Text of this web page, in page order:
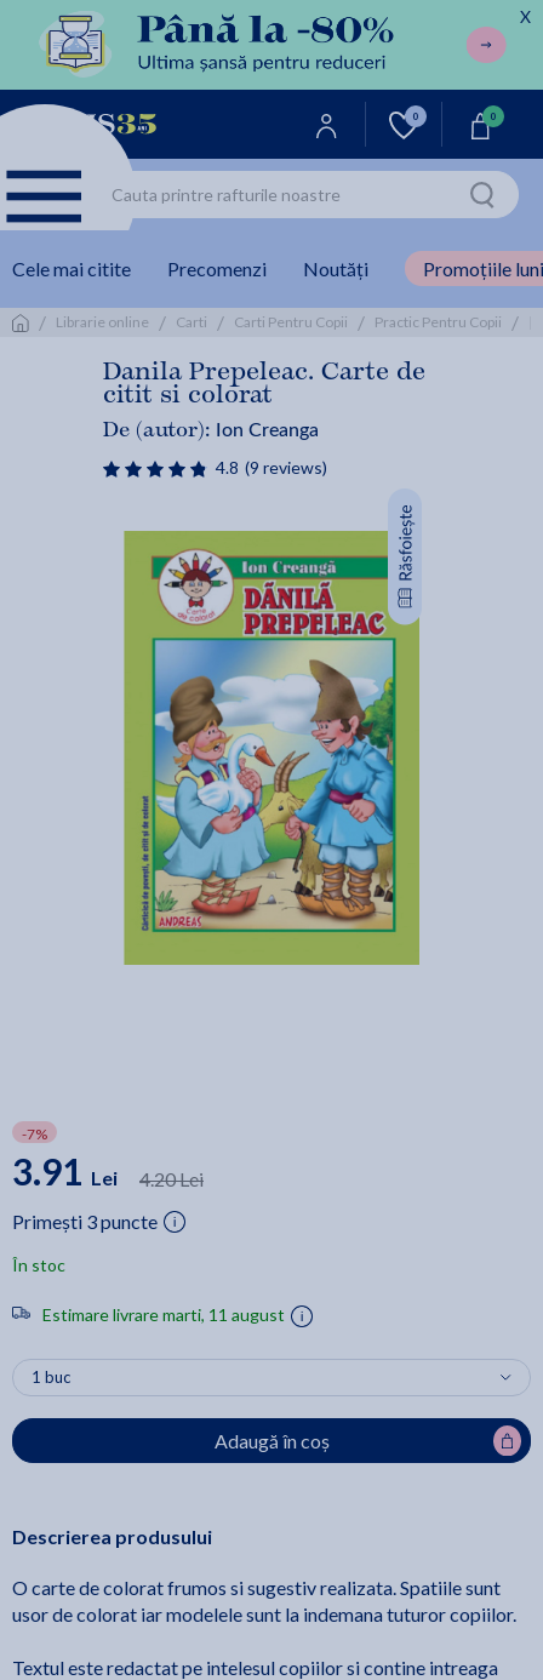
X
0 0
Cele mai citite Precomenzi Noutăți Promoțiile
/ Librarie online / Carti / Carti Pentru Copii / Practic Pentru Copii /
Danila Prepeleac. Carte de
citit si colorat
De (autor): Ion Creanga
4.8 (9 reviews)
-7%
3.91 Lei
4.20 Lei
Primești 3 puncte
În stoc
Estimare livrare marti, 11 august
Adaugă în coș
Descrierea produsului
O carte de colorat frumos si sugestiv realizata. Spatiile sunt
usor de colorat iar modelele sunt la indemana tuturor copiilor.
Textul este redactat pe intelesul copiilor si contine intreaga